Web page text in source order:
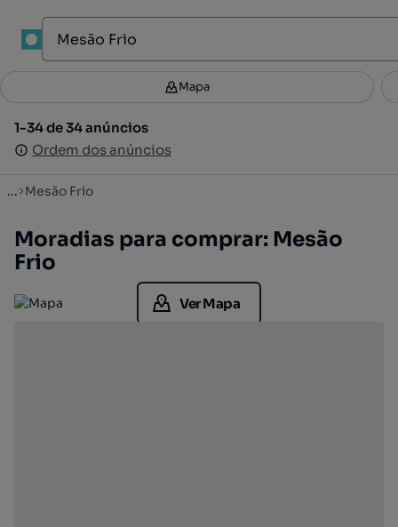
Filtros 2
1-34 de 34 anúncios
Ordem dos anúncios
Mapa
1-34 de 34 anúncios
Ordem dos anúncios
... Mesão Frio
Moradias para comprar: Mesão
Frio
Ver Mapa